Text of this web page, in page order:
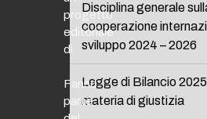
Disciplina generale
cooperazione
sviluppo 2024 – 2026
Legge di Bilancio
materia di giustizia
progetto
editoriale
di
Fanno
parte